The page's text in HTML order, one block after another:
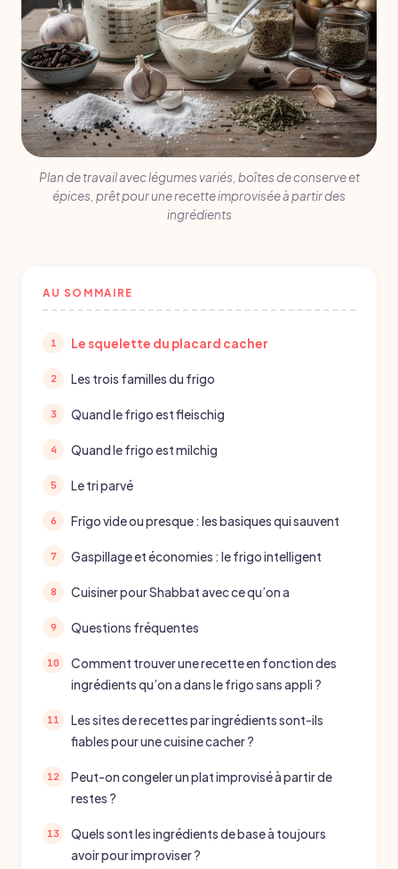
Plan de travail avec légumes variés, boîtes de conserve et
épices, prêt pour une recette improvisée à partir des
ingrédients
AU SOMMAIRE
Le squelette du placard cacher
Les trois familles du frigo
Quand le frigo est fleischig
Quand le frigo est milchig
Le tri parvé
Frigo vide ou presque : les basiques qui sauvent
Gaspillage et économies : le frigo intelligent
Cuisiner pour Shabbat avec ce qu’on a
Questions fréquentes
Comment trouver une recette en fonction des
ingrédients qu’on a dans le frigo sans appli ?
Les sites de recettes par ingrédients sont-ils
fiables pour une cuisine cacher ?
Peut-on congeler un plat improvisé à partir de
restes ?
Quels sont les ingrédients de base à toujours
avoir pour improviser ?